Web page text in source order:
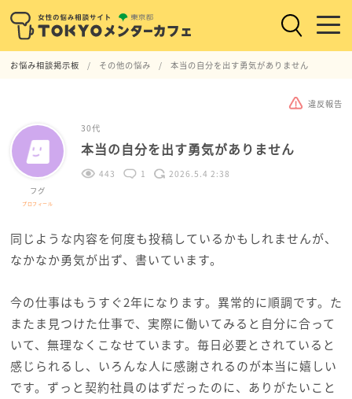
お悩み相談掲示板 その他の悩み 本当の自分を出す勇気がありません
違反報告
フグ
プロフィール
30代
本当の自分を出す勇気がありません
443 1 2026.5.4 2:38
同じような内容を何度も投稿しているかもしれませんが、
なかなか勇気が出ず、書いています。
今の仕事はもうすぐ2年になります。異常的に順調です。た
またま見つけた仕事で、実際に働いてみると自分に合って
いて、無理なくこなせています。毎日必要とされていると
感じられるし、いろんな人に感謝されるのが本当に嬉しい
です。ずっと契約社員のはずだったのに、ありがたいこと